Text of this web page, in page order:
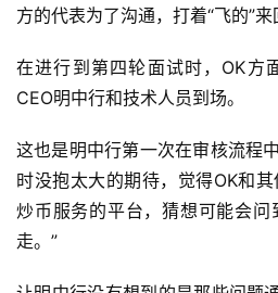
方的代表为了沟通，打着“飞的”来
在进行到第四轮面试时，OK方
CEO明中行和技术人员到场。
这也是明中行第一次在审核流程
时没抱太大的期待，觉得OK和
炒币服务的平台，猜想可能会
走。”